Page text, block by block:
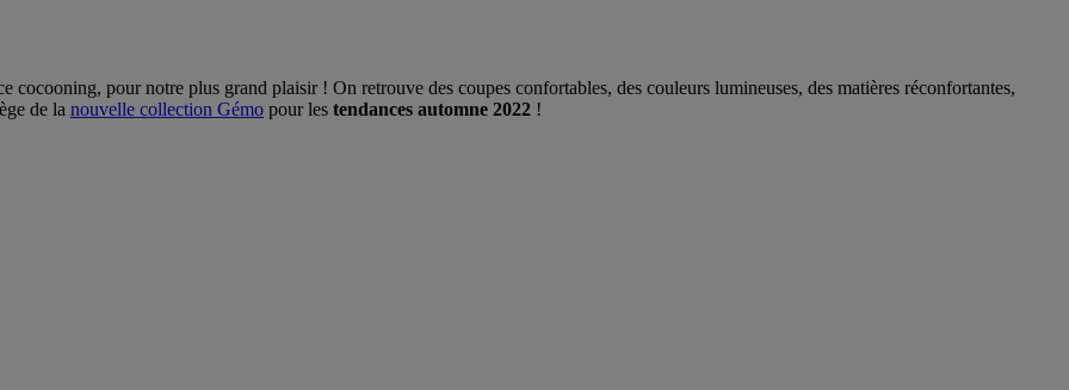
cocooning, pour notre plus grand plaisir ! On retrouve des coupes confortables, des couleurs lumineuses, des matières réconfortantes,
de la nouvelle collection Gémo pour les tendances automne 2022 !